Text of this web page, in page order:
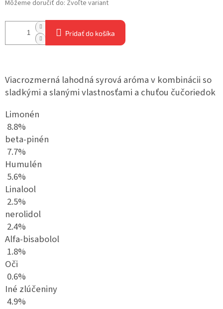
Môžeme doručiť do: Zvoľte variant
Pridať do košíka
Viacrozmerná lahodná syrová aróma v kombinácii so
sladkými a slanými vlastnosťami a chuťou čučoriedok
Limonén
8.8%
beta-pinén
7.7%
Humulén
5.6%
Linalool
2.5%
nerolidol
2.4%
Alfa-bisabolol
1.8%
Oči
0.6%
Iné zlúčeniny
4.9%